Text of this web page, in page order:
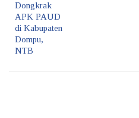
Dongkrak
APK PAUD
di Kabupaten
Dompu,
NTB